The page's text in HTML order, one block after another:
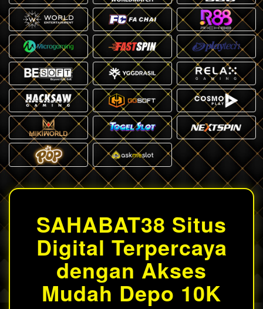
SAHABAT38 Situs
Digital Terpercaya
dengan Akses
Mudah Depo 10K